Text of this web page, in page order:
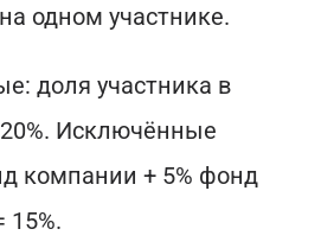
одном участнике.
доля участника в
Исключённые
компании + 5% фонд
15%.